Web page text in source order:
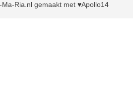
Ria.nl gemaakt met ♥Apollo14